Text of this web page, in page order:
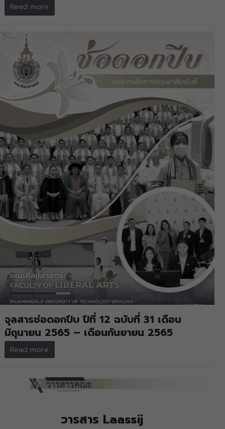
Read more
จุลสารช่อดอกปีบ ปีที่ 12 ฉบับที่ 31 เดือน
มิถุนายน 2565 – เดือนกันยายน 2565
Read more
วารสาร Laassij